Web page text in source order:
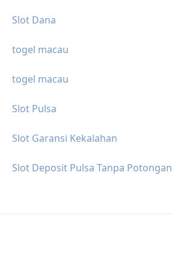
Slot Dana
togel macau
togel macau
Slot Pulsa
Slot Garansi Kekalahan
Slot Deposit Pulsa Tanpa Potongan